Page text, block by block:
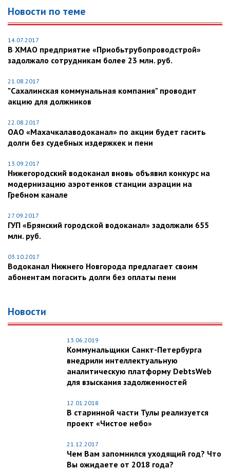
Новости по теме
14.07.2017
В ХМАО предприятие «Приобьтрубопроводстрой»
задолжало сотрудникам более 23 млн. руб.
21.08.2017
"Сахалинская коммунальная компания" проводит
акцию для должников
22.08.2017
ОАО «Махачкалаводоканал» по акции будет гасить
долги без судебных издержкек и пени
13.09.2017
Нижегородский водоканал вновь объявил конкурс на
модернизацию аэротенков станции аэрации на
Гребном канале
27.09.2017
ГУП «Брянский городской водоканал» задолжали 655
млн. руб.
03.10.2017
Водоканал Нижнего Новгорода предлагает своим
абонентам погасить долги без оплаты пени
Новости
13.06.2019
Коммунальщики Санкт-Петербурга
внедрили интеллектуальную
аналитическую платформу DebtsWeb
для взыскания задолженностей
12.01.2018
В старинной части Тулы реализуется
проект «Чистое небо»
21.12.2017
Чем Вам запомнился уходящий год? Что
Вы ожидаете от 2018 года?